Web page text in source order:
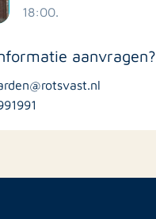
Busstations
18:00.
aanvragen?